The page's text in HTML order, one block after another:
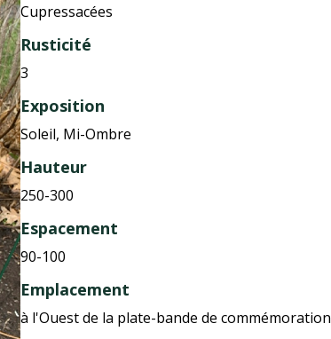
Cupressacées
Rusticité
3
Exposition
Soleil, Mi-Ombre
Hauteur
250-300
Espacement
90-100
Emplacement
à l'Ouest de la plate-bande de commémoration